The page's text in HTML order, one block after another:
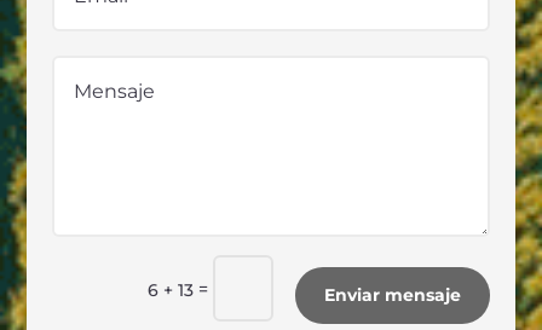
6 + 13 = Enviar mensaje